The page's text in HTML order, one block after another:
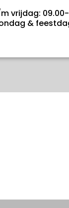
vrijdag: 09.00-
&